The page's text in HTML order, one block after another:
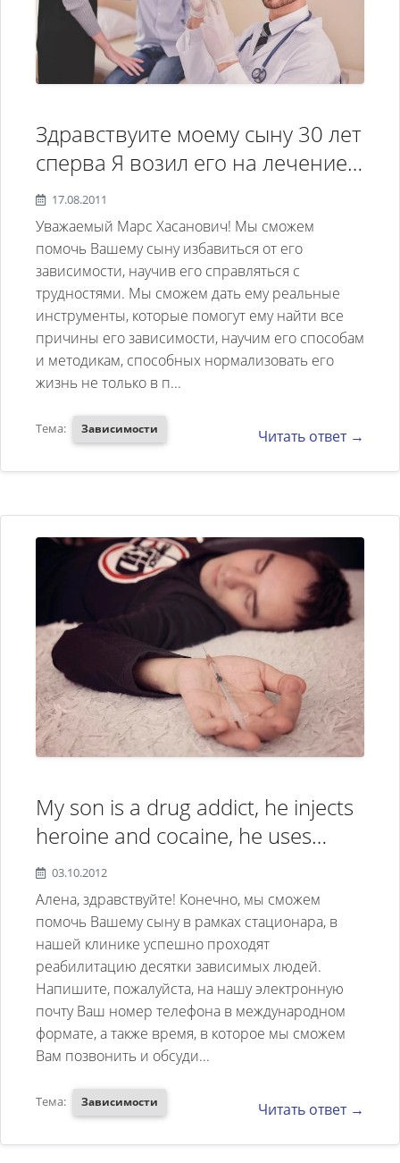
Здравствуите моему сыну 30 лет
сперва Я возил его на лечение
в Повлодар от наркомании
теперь он стал пить очень
много он жил с девушкои они
растались он мне обясняет что
изо разлуки с неи он пьет может
причина в другом сможите вы
мне помочь?
17.08.2011
Уважаемый Марс Хасанович! Мы сможем
помочь Вашему сыну избавиться от его
зависимости, научив его справляться с
трудностями. Мы сможем дать ему реальные
инструменты, которые помогут ему найти все
причины его зависимости, научим его способам
и методикам, способных нормализовать его
жизнь не только в п...
Тема: Зависимости Читать ответ →
My son is a drug addict, he injects
heroine and cocaine, he uses
drugs for 5 years already, now he
is outpatient he takes suboxone
but at the same time he uses
drugs, he needs to have inpatient
treatment, please tell me how
much does your treatment cost?
03.10.2012
Алена, здравствуйте! Конечно, мы сможем
помочь Вашему сыну в рамках стационара, в
нашей клинике успешно проходят
реабилитацию десятки зависимых людей.
Напишите, пожалуйста, на нашу электронную
почту Ваш номер телефона в международном
формате, а также время, в которое мы сможем
Вам позвонить и обсуди...
Тема: Зависимости Читать ответ →